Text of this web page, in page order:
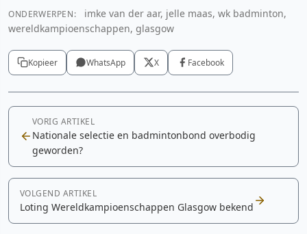
ONDERWERPEN:
imke van der aar, jelle maas, wk badminton,
wereldkampioenschappen, glasgow
Kopieer WhatsApp X Facebook
VORIG ARTIKEL
Nationale selectie en badmintonbond overbodig
geworden?
VOLGEND ARTIKEL
Loting Wereldkampioenschappen Glasgow bekend